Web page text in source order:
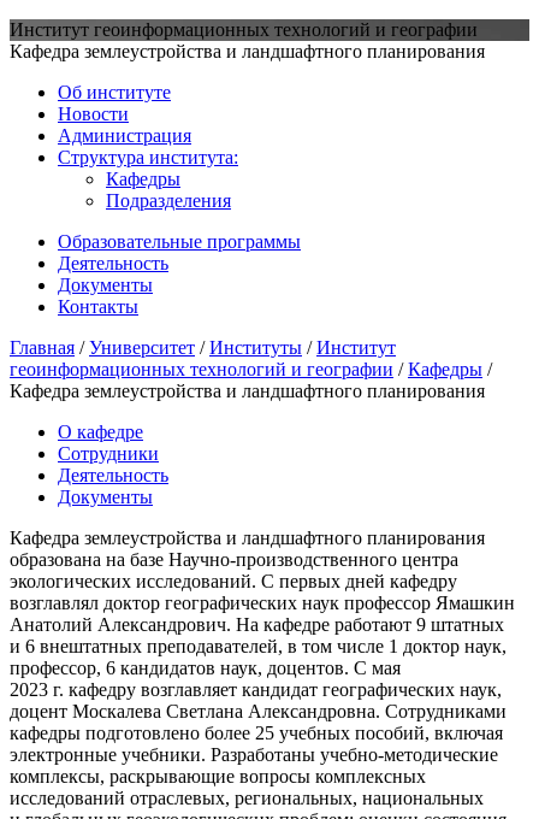
Институт геоинформационных технологий и географии
Кафедра землеустройства и ландшафтного планирования
Об институте
Новости
Администрация
Структура института:
Кафедры
Подразделения
Образовательные программы
Деятельность
Документы
Контакты
Главная /Университет /Институты /Институт
геоинформационных технологий и географии /Кафедры /
Кафедра землеустройства и ландшафтного планирования
О кафедре
Сотрудники
Деятельность
Документы
Кафедра землеустройства и ландшафтного планирования
образована на базе Научно-производственного центра
экологических исследований. С первых дней кафедру
возглавлял доктор географических наук профессор Ямашкин
Анатолий Александрович. На кафедре работают 9 штатных
и 6 внештатных преподавателей, в том числе 1 доктор наук,
профессор, 6 кандидатов наук, доцентов. С мая
2023 г. кафедру возглавляет кандидат географических наук,
доцент Москалева Светлана Александровна. Сотрудниками
кафедры подготовлено более 25 учебных пособий, включая
электронные учебники. Разработаны учебно-методические
комплексы, раскрывающие вопросы комплексных
исследований отраслевых, региональных, национальных